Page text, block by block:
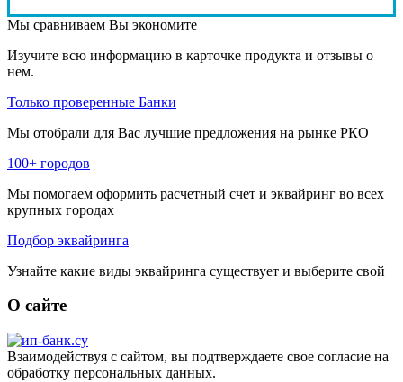
Мы сравниваем Вы экономите
Изучите всю информацию в карточке продукта и отзывы о
нем.
Только проверенные Банки
Мы отобрали для Вас лучшие предложения на рынке РКО
100+ городов
Мы помогаем оформить расчетный счет и эквайринг во всех
крупных городах
Подбор эквайринга
Узнайте какие виды эквайринга существует и выберите свой
О сайте
Взаимодействуя с сайтом, вы подтверждаете свое согласие на
обработку персональных данных.